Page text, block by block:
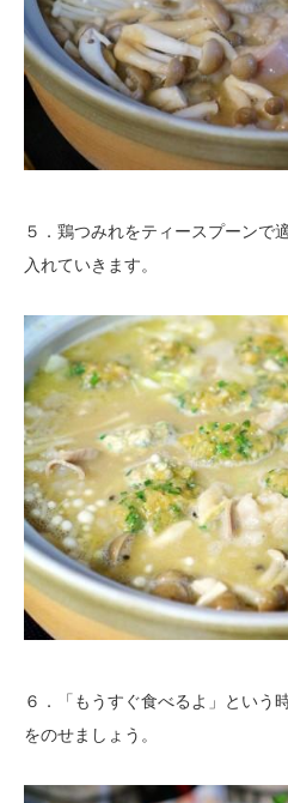
５．鶏つみれをティースプーンで
入れていきます。
６．「もうすぐ食べるよ」という
をのせましょう。